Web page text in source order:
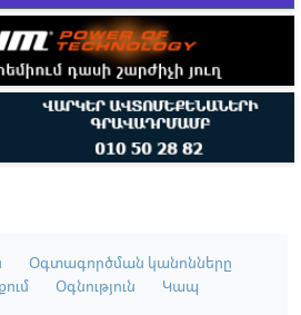
Օգտագործման կանոնները
Օգնություն Կապ